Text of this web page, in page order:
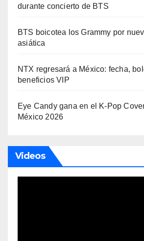
durante concierto de BTS
BTS boicotea los Grammy por
asiática
NTX regresará a México: fecha,
beneficios VIP
Eye Candy gana en el K-Pop
México 2026
Videos